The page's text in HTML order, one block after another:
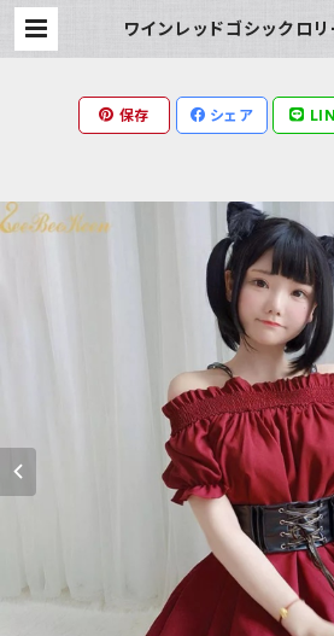
ワインレッドゴシックロ
保存 シェア